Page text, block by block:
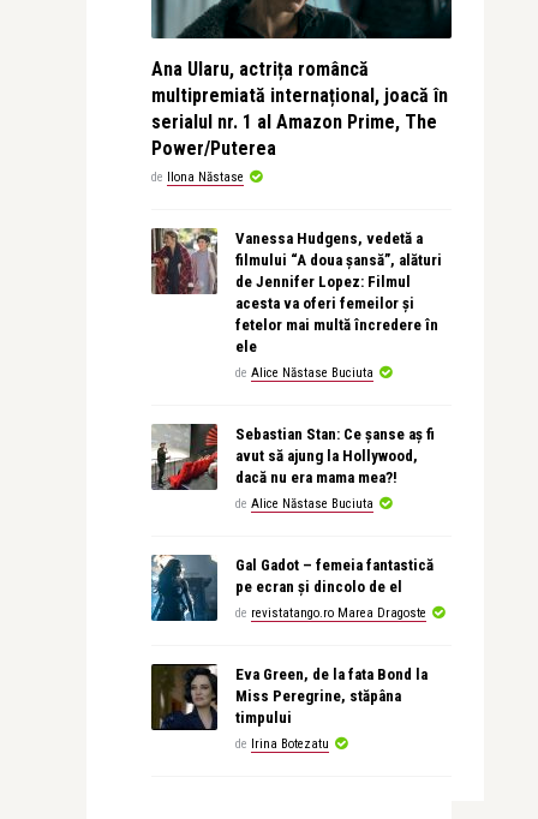
Ana Ularu, actrița româncă
multipremiată internațional, joacă în
serialul nr. 1 al Amazon Prime, The
Power/Puterea
de Ilona Năstase
Vanessa Hudgens, vedetă a
filmului “A doua șansă”, alături
de Jennifer Lopez: Filmul
acesta va oferi femeilor și
fetelor mai multă încredere în
ele
de Alice Năstase Buciuta
Sebastian Stan: Ce șanse aș fi
avut să ajung la Hollywood,
dacă nu era mama mea?!
de Alice Năstase Buciuta
Gal Gadot – femeia fantastică
pe ecran și dincolo de el
de revistatango.ro Marea Dragoste
Eva Green, de la fata Bond la
Miss Peregrine, stăpâna
timpului
de Irina Botezatu